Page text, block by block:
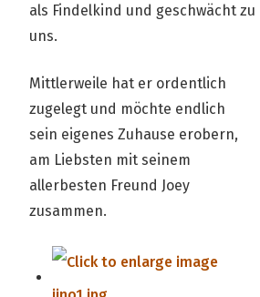
als Findelkind und geschwächt zu
uns.
Mittlerweile hat er ordentlich
zugelegt und möchte endlich
sein eigenes Zuhause erobern,
am Liebsten mit seinem
allerbesten Freund Joey
zusammen.